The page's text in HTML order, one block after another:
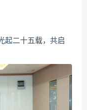
起二十五载，共启